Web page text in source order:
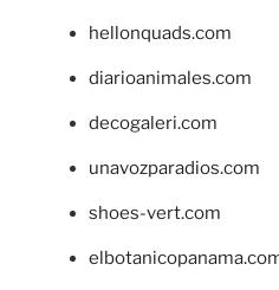
hellonquads.com
diarioanimales.com
decogaleri.com
unavozparadios.com
shoes-vert.com